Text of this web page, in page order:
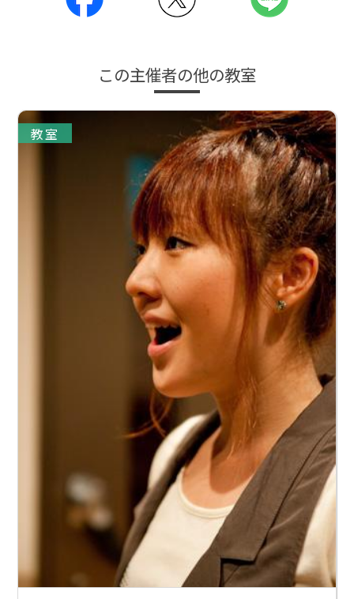
この主催者の他の教室
教室